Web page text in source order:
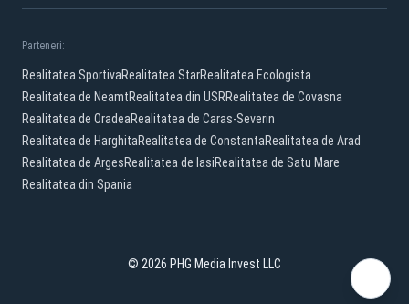
Parteneri:
Realitatea SportivaRealitatea StarRealitatea Ecologista
Realitatea de NeamtRealitatea din USRRealitatea de Covasna
Realitatea de OradeaRealitatea de Caras-Severin
Realitatea de HarghitaRealitatea de ConstantaRealitatea de Arad
Realitatea de ArgesRealitatea de IasiRealitatea de Satu Mare
Realitatea din Spania
© 2026 PHG Media Invest LLC